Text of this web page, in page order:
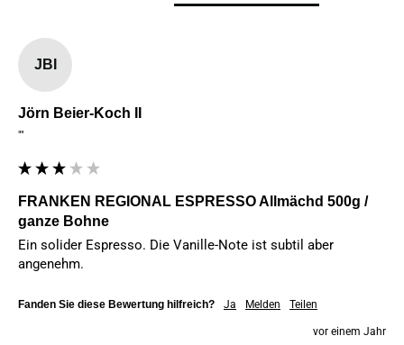
JBI
Jörn Beier-Koch II
""
FRANKEN REGIONAL ESPRESSO Allmächd 500g /
ganze Bohne
Ein solider Espresso. Die Vanille-Note ist subtil aber
angenehm.
Fanden Sie diese Bewertung hilfreich? Ja Melden Teilen
vor einem Jahr